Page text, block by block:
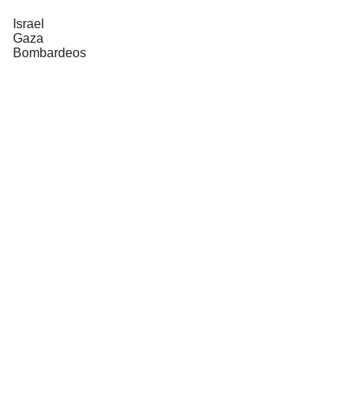
Israel
Gaza
Bombardeos